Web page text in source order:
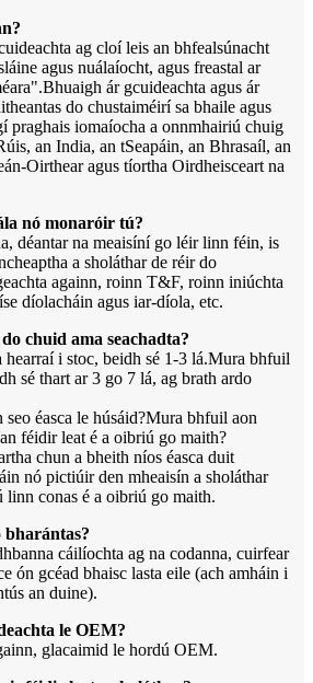
ag cloí leis an bhfealsúnacht
agus nuálaíocht, agus freastal ar
ár gcuideachta agus ár
do chustaiméirí sa bhaile agus
praghais iomaíocha a onnmhairiú chuig
an India, an tSeapáin, an Bhrasaíl, an
Oirthear agus tíortha Oirdheisceart na
nó monaróir tú?
déantar na meaisíní go léir linn féin, is
a sholáthar de réir do
againn, roinn T&F, roinn iniúchta
díolacháin agus iar-díola, etc.
chuid ama seachadta?
hearraí i stoc, beidh sé 1-3 lá.Mura bhfuil
sé thart ar 3 go 7 lá, ag brath ardo
éasca le húsáid?Mura bhfuil aon
féidir leat é a oibriú go maith?
chun a bheith níos éasca duit
nó pictiúir den mheaisín a sholáthar
conas é a oibriú go maith.
cáilíochta ag na codanna, cuirfear
ón gcéad bhaisc lasta eile (ach amháin i
an duine).
le OEM?
glacaimid le hordú OEM.